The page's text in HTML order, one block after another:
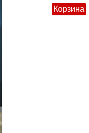
Корзина